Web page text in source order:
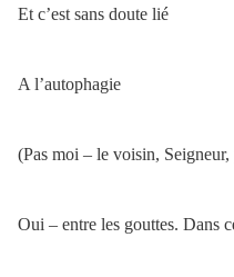
Et c’est sans doute lié
A l’autophagie
(Pas moi – le voisin,
Oui – entre les gouttes. Dans